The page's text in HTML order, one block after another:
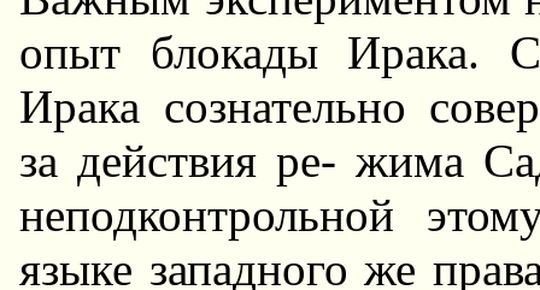
опыт блокады Ирака.
Ирака сознательно
за действия ре- жима
неподконтрольной
языке западного же